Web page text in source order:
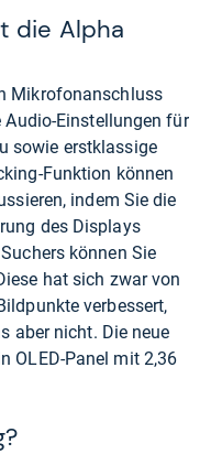
die Alpha
Mikrofonanschluss
Einstellungen für
sowie erstklassige
Funktion können
indem Sie die
des Displays
können Sie
hat sich zwar von
verbessert,
aber nicht. Die neue
OLED-Panel mit 2,36